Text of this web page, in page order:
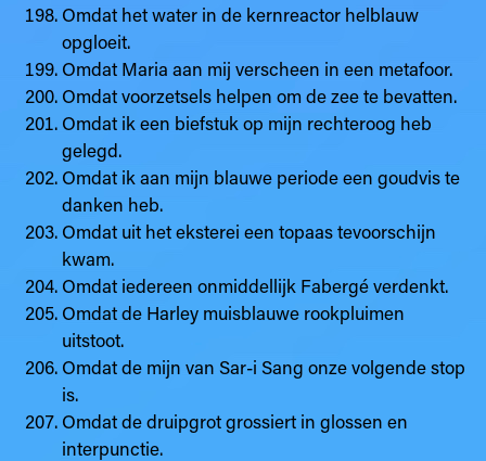
Omdat het water in de kernreactor helblauw
opgloeit.
Omdat Maria aan mij verscheen in een metafoor.
Omdat voorzetsels helpen om de zee te bevatten.
Omdat ik een biefstuk op mijn rechteroog heb
gelegd.
Omdat ik aan mijn blauwe periode een goudvis te
danken heb.
Omdat uit het eksterei een topaas tevoorschijn
kwam.
Omdat iedereen onmiddellijk Fabergé verdenkt.
Omdat de Harley muisblauwe rookpluimen
uitstoot.
Omdat de mijn van Sar-i Sang onze volgende stop
is.
Omdat de druipgrot grossiert in glossen en
interpunctie.